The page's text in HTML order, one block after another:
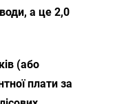
а це 2,0
(або
плати за